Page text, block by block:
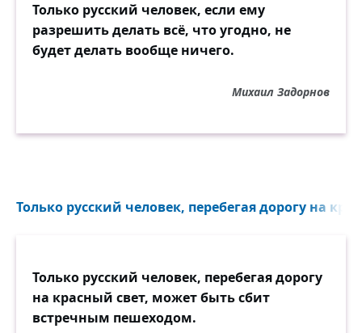
Только русский человек, если ему
разрешить делать всё, что угодно, не
будет делать вообще ничего.
Михаил Задорнов
Только русский человек, перебегая дорогу на
Только русский человек, перебегая дорогу
на красный свет, может быть сбит
встречным пешеходом.